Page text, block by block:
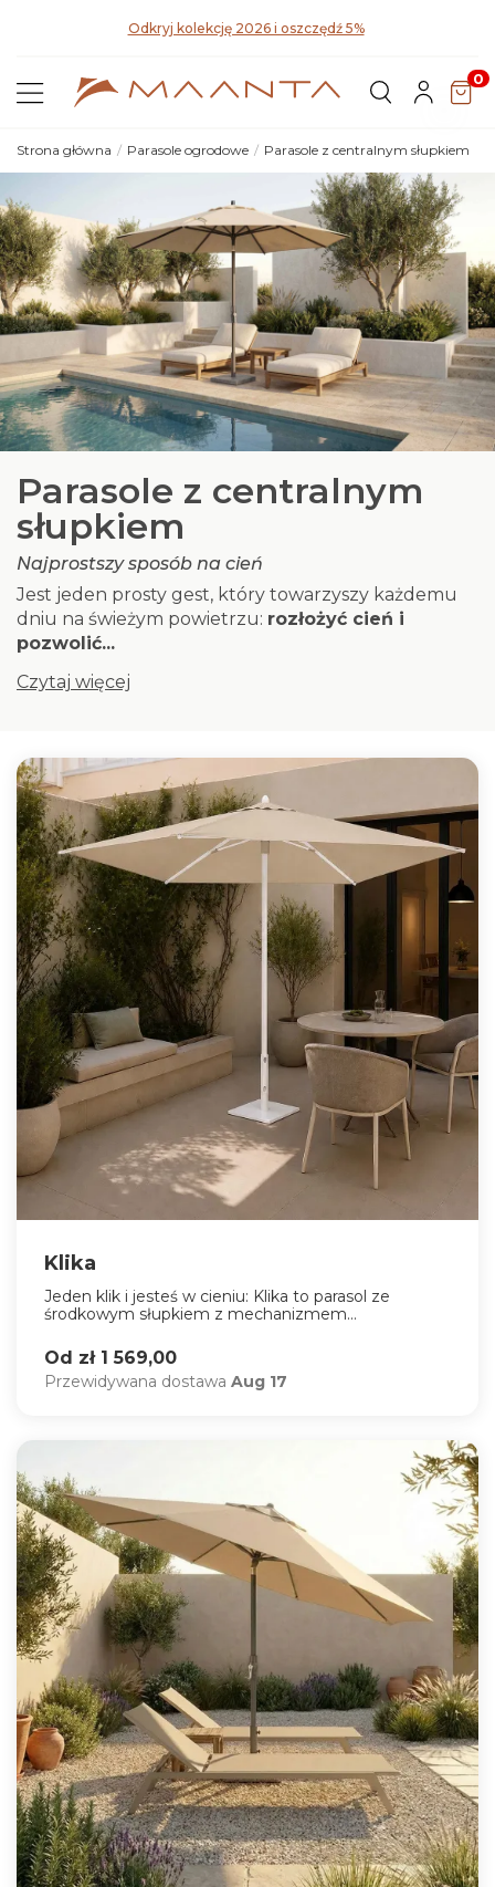
Odkryj kolekcję 2026 i oszczędź 5%
0
Strona główna Parasole ogrodowe Parasole z centralnym słupkiem
Parasole z centralnym
słupkiem
Najprostszy sposób na cień
Jest jeden prosty gest, który towarzyszy każdemu
dniu na świeżym powietrzu: rozłożyć cień i
pozwolić...
Czytaj więcej
Klika
Jeden klik i jesteś w cieniu: Klika to parasol ze
środkowym słupkiem z mechanizmem...
Od zł 1 569,00
Przewidywana dostawa Aug 17